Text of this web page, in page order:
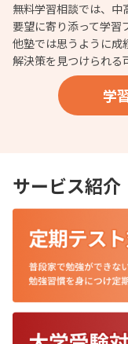
無料学習相談では、中
要望に寄り添って学習
他塾では思うように成
解決策を見つけられる
学
サービス紹介